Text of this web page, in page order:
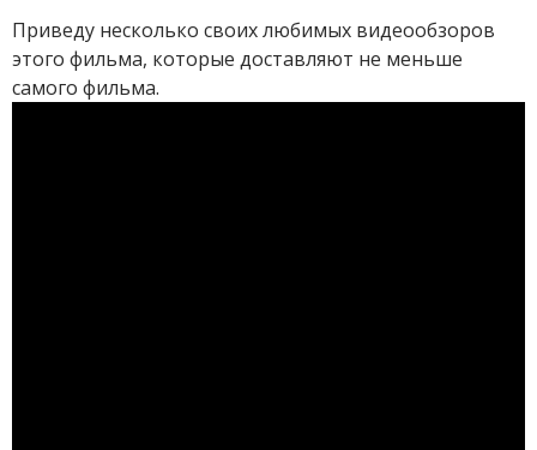
Приведу несколько своих любимых видеообзоров
этого фильма, которые доставляют не меньше
самого фильма.